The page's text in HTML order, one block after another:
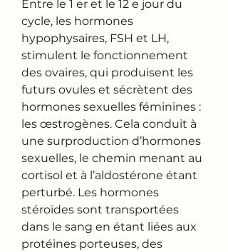
Entre le 1 er et le 12 e jour du
cycle, les hormones
hypophysaires, FSH et LH,
stimulent le fonctionnement
des ovaires, qui produisent les
futurs ovules et sécrètent des
hormones sexuelles féminines :
les œstrogènes. Cela conduit à
une surproduction d’hormones
sexuelles, le chemin menant au
cortisol et à l’aldostérone étant
perturbé. Les hormones
stéroïdes sont transportées
dans le sang en étant liées aux
protéines porteuses, des